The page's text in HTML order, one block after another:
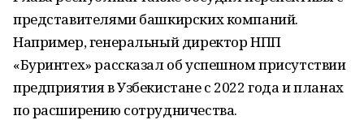
представителями башкирских компаний.
Например, генеральный директор НПП
«Буринтех» рассказал об успешном присутствии
предприятия в Узбекистане с 2022 года и планах
по расширению сотрудничества.